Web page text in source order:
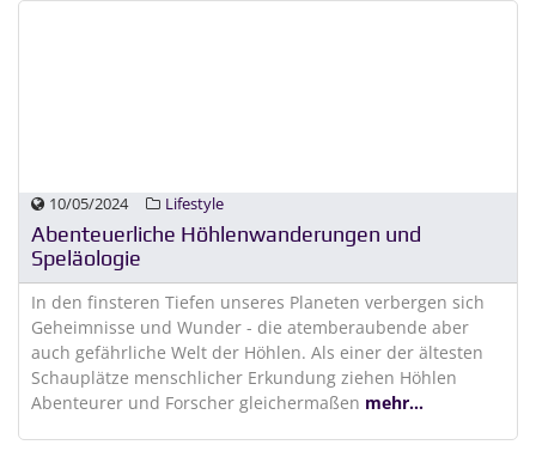
10/05/2024 Lifestyle
Abenteuerliche Höhlenwanderungen und
Speläologie
In den finsteren Tiefen unseres Planeten verbergen sich
Geheimnisse und Wunder - die atemberaubende aber
auch gefährliche Welt der Höhlen. Als einer der ältesten
Schauplätze menschlicher Erkundung ziehen Höhlen
Abenteurer und Forscher gleichermaßen mehr...